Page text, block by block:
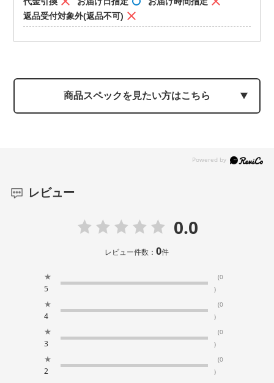
返品受付対象外(返品不可)
商品スペックを見たい方はこちら
レビュー
0.0
レビュー件数：0件
★
5
(0
)
★
4
(0
)
★
3
(0
)
★
2
(0
)